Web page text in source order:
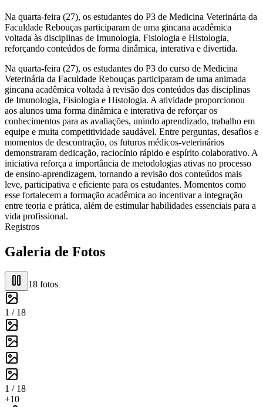
Na quarta-feira (27), os estudantes do P3 de Medicina Veterinária da
Faculdade Rebouças participaram de uma gincana acadêmica
voltada às disciplinas de Imunologia, Fisiologia e Histologia,
reforçando conteúdos de forma dinâmica, interativa e divertida.
Na quarta-feira (27), os estudantes do P3 do curso de Medicina
Veterinária da Faculdade Rebouças participaram de uma animada
gincana acadêmica voltada à revisão dos conteúdos das disciplinas
de Imunologia, Fisiologia e Histologia. A atividade proporcionou
aos alunos uma forma dinâmica e interativa de reforçar os
conhecimentos para as avaliações, unindo aprendizado, trabalho em
equipe e muita competitividade saudável. Entre perguntas, desafios e
momentos de descontração, os futuros médicos-veterinários
demonstraram dedicação, raciocínio rápido e espírito colaborativo. A
iniciativa reforça a importância de metodologias ativas no processo
de ensino-aprendizagem, tornando a revisão dos conteúdos mais
leve, participativa e eficiente para os estudantes. Momentos como
esse fortalecem a formação acadêmica ao incentivar a integração
entre teoria e prática, além de estimular habilidades essenciais para a
vida profissional.
Registros
Galeria de Fotos
18 fotos
1 / 18
1 / 18
+10